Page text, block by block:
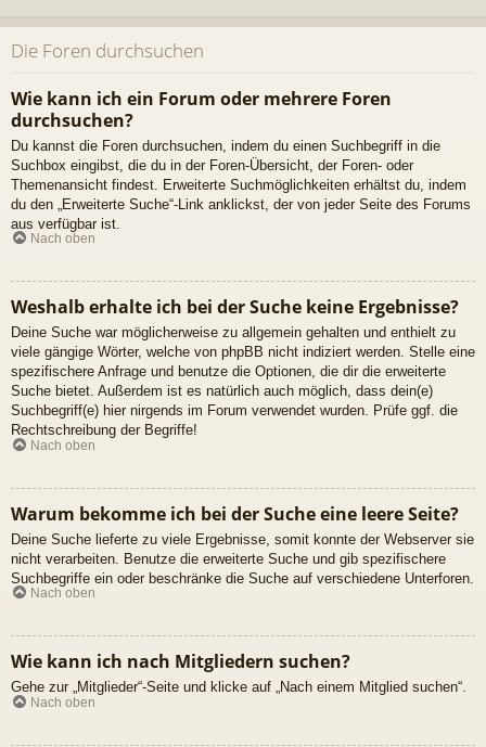
Die Foren durchsuchen
Wie kann ich ein Forum oder mehrere Foren
durchsuchen?
Du kannst die Foren durchsuchen, indem du einen Suchbegriff in die
Suchbox eingibst, die du in der Foren-Übersicht, der Foren- oder
Themenansicht findest. Erweiterte Suchmöglichkeiten erhältst du, indem
du den „Erweiterte Suche“-Link anklickst, der von jeder Seite des Forums
aus verfügbar ist.
Nach oben
Weshalb erhalte ich bei der Suche keine Ergebnisse?
Deine Suche war möglicherweise zu allgemein gehalten und enthielt zu
viele gängige Wörter, welche von phpBB nicht indiziert werden. Stelle eine
spezifischere Anfrage und benutze die Optionen, die dir die erweiterte
Suche bietet. Außerdem ist es natürlich auch möglich, dass dein(e)
Suchbegriff(e) hier nirgends im Forum verwendet wurden. Prüfe ggf. die
Rechtschreibung der Begriffe!
Nach oben
Warum bekomme ich bei der Suche eine leere Seite?
Deine Suche lieferte zu viele Ergebnisse, somit konnte der Webserver sie
nicht verarbeiten. Benutze die erweiterte Suche und gib spezifischere
Suchbegriffe ein oder beschränke die Suche auf verschiedene Unterforen.
Nach oben
Wie kann ich nach Mitgliedern suchen?
Gehe zur „Mitglieder“-Seite und klicke auf „Nach einem Mitglied suchen“.
Nach oben